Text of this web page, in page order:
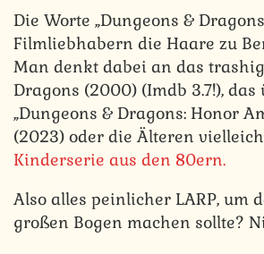
Die Worte „Dungeons &
Filmliebhabern die Haare zu
Man denkt dabei an das
Dragons (2000) (Imdb 3.7!), das
„Dungeons & Dragons: Honor
(2023) oder die Älteren
Kinderserie aus den 80ern.
Also alles peinlicher LARP, um
großen Bogen machen sollte?